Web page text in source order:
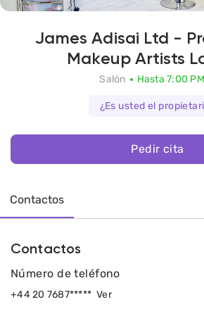
James Adisai Ltd -
Makeup Artists
Salón Hasta 7:00 PM
¿Es usted el
Pedir cita
Contactos
Contactos
Número de teléfono
+44 20 7687***** Ver